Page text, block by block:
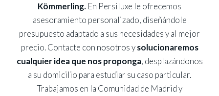
Kömmerling. En Persiluxe le ofrecemos
asesoramiento personalizado, diseñándole
presupuesto adaptado a sus necesidades y al mejor
precio. Contacte con nosotros ysolucionaremos
cualquier idea que nos proponga, desplazándonos
a su domicilio para estudiar su caso particular.
Trabajamos en la Comunidad de Madrid y